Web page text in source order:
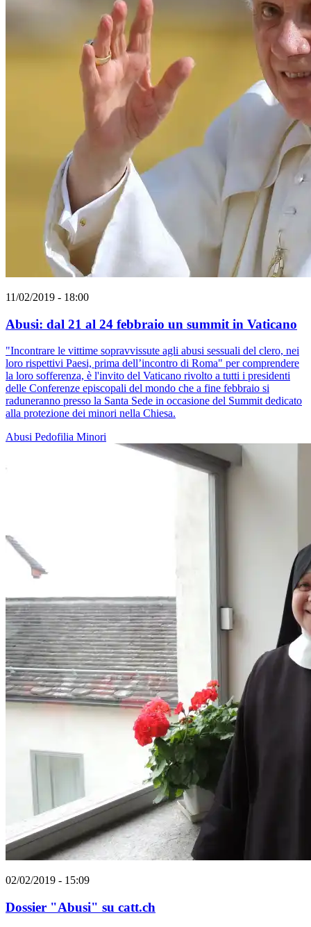
11/02/2019 - 18:00
Abusi: dal 21 al 24 febbraio un summit in Vaticano
"Incontrare le vittime sopravvissute agli abusi sessuali del clero, nei
loro rispettivi Paesi, prima dell’incontro di Roma" per comprendere
la loro sofferenza, è l'invito del Vaticano rivolto a tutti i presidenti
delle Conferenze episcopali del mondo che a fine febbraio si
raduneranno presso la Santa Sede in occasione del Summit dedicato
alla protezione dei minori nella Chiesa.
Abusi Pedofilia Minori
02/02/2019 - 15:09
Dossier "Abusi" su catt.ch